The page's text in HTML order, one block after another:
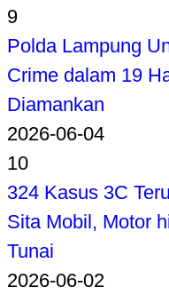
9
Polda Lampung
Crime dalam 19
Diamankan
2026-06-04
10
324 Kasus 3C
Sita Mobil, Motor
Tunai
2026-06-02